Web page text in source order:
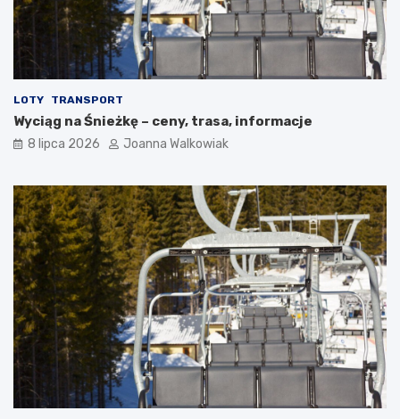
LOTY TRANSPORT
Wyciąg na Śnieżkę – ceny, trasa, informacje
8 lipca 2026 Joanna Walkowiak